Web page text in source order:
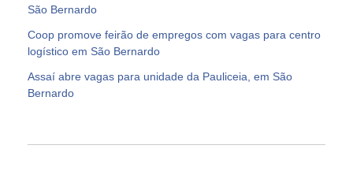
São Bernardo
Coop promove feirão de empregos com vagas para centro
logístico em São Bernardo
Assaí abre vagas para unidade da Pauliceia, em São
Bernardo